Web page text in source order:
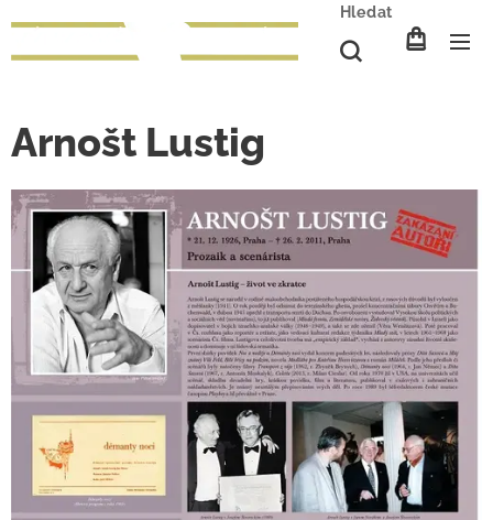
Hledat
Arnošt Lustig